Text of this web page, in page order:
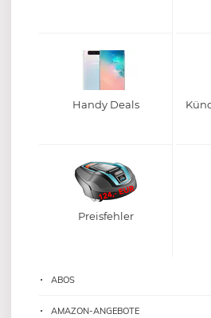
Handy Deals
Preisfehler
ABOS
AMAZON-ANGEBOTE